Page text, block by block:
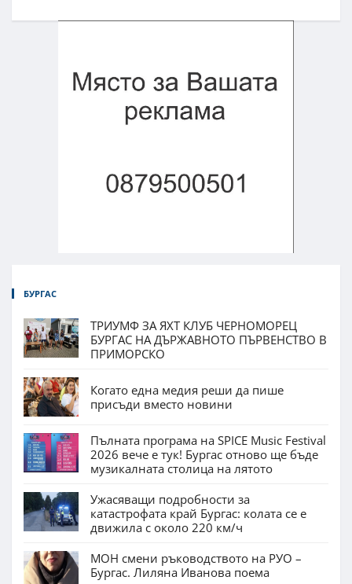
БУРГАС
ТРИУМФ ЗА ЯХТ КЛУБ ЧЕРНОМОРЕЦ
БУРГАС НА ДЪРЖАВНОТО ПЪРВЕНСТВО В
ПРИМОРСКО
Когато една медия реши да пише
присъди вместо новини
Пълната програма на SPICE Music Festival
2026 вече е тук! Бургас отново ще бъде
музикалната столица на лятото
Ужасяващи подробности за
катастрофата край Бургас: колата се е
движила с около 220 км/ч
МОН смени ръководството на РУО –
Бургас. Лиляна Иванова поема